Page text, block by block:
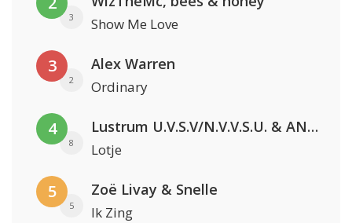
3 Show Me Love
3
2
Alex Warren
Ordinary
4
8
Lustrum U.V.S.V/N.V.V.S.U. & ANNO ONS & Jopke van Dobbenburgh & Roeland Beelen
Lotje
5
5
Zoë Livay & Snelle
Ik Zing